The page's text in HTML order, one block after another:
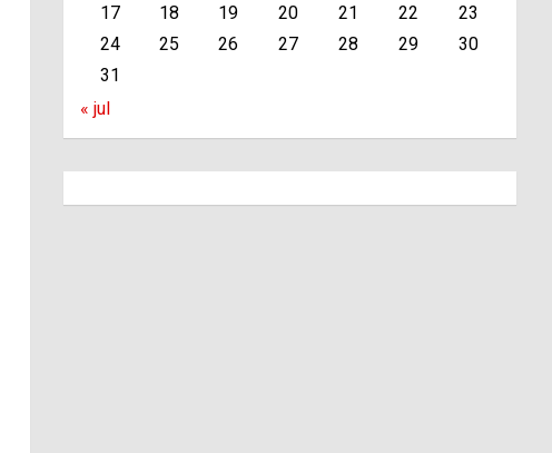
17
18 19 20 21 22
23
24
25 26 27 28 29
30
31
« jul